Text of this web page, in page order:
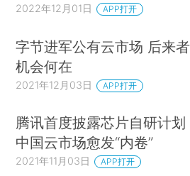
2022年12月01日 APP打开
字节进军公有云市场 后来者
机会何在
2021年12月03日 APP打开
腾讯首度披露芯片自研计划
中国云市场愈发“内卷”
2021年11月03日 APP打开